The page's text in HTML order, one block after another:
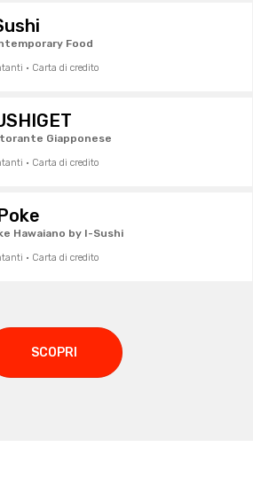
Food
· Carta di credito
Giapponese
· Carta di credito
Hawaiano by I-Sushi
· Carta di credito
SCOPRI